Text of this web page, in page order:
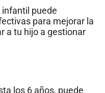
puede
para mejorar la
a tu hijo a gestionar
los 6 años, puede